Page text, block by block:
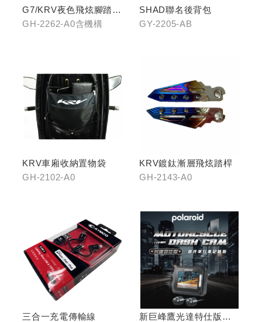
G7/KRV夜色飛炫腳踏
(含機構LHJ8)
GH-2262-A0含機構
SHAD聯名後背包
GY-2205-AB
KRV車廂收納置物袋
GH-2102-A0
KRV鍍鈦漸層飛炫踏桿
GH-2143-A0
三合一充電傳輸線
新巨峰鷹光達特仕版行